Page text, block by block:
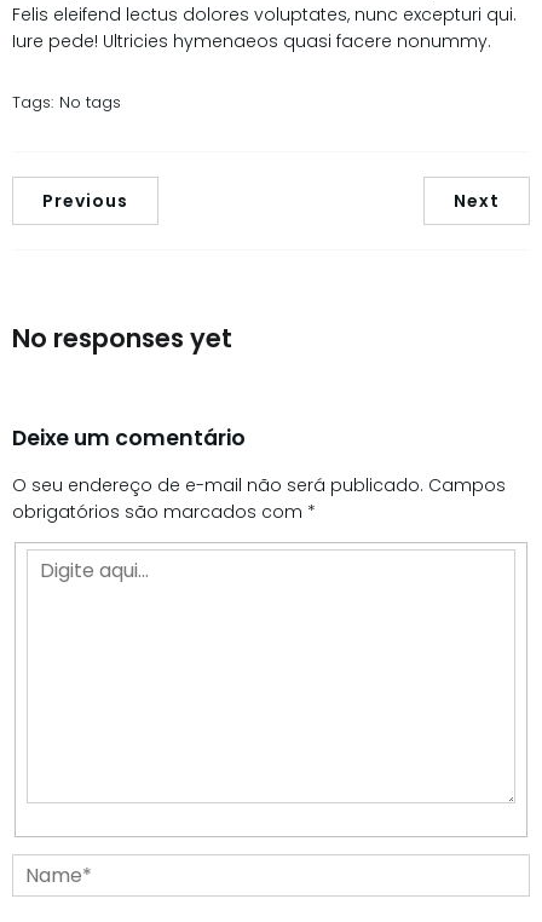
Felis eleifend lectus dolores voluptates, nunc excepturi qui.
Iure pede! Ultricies hymenaeos quasi facere nonummy.
Tags: No tags
Previous Next
No responses yet
Deixe um comentário
O seu endereço de e-mail não será publicado. Campos
obrigatórios são marcados com *
Digite
aqui…
Name*